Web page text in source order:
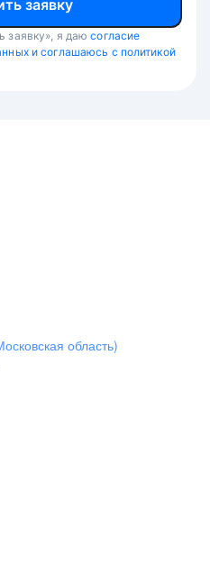
заявку
заявку», я даю согласие
и соглашаюсь с политикой
область)